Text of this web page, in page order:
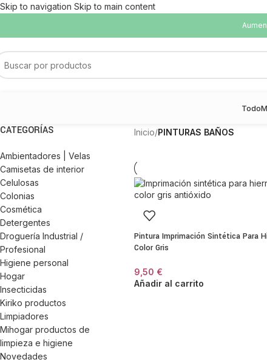
Skip to navigation Skip to main content
Todo
CATEGORÍAS
Ambientadores | Velas
Camisetas de interior
Celulosas
Colonias
Cosmética
Detergentes
Droguería Industrial /
Profesional
Higiene personal
Hogar
Insecticidas
Kiriko productos
Limpiadores
Mihogar productos de
limpieza e higiene
Novedades
Inicio/PINTURAS BAÑOS
Pintura Imprimación Sintética Para
Color Gris
9,50 €
Añadir al carrito